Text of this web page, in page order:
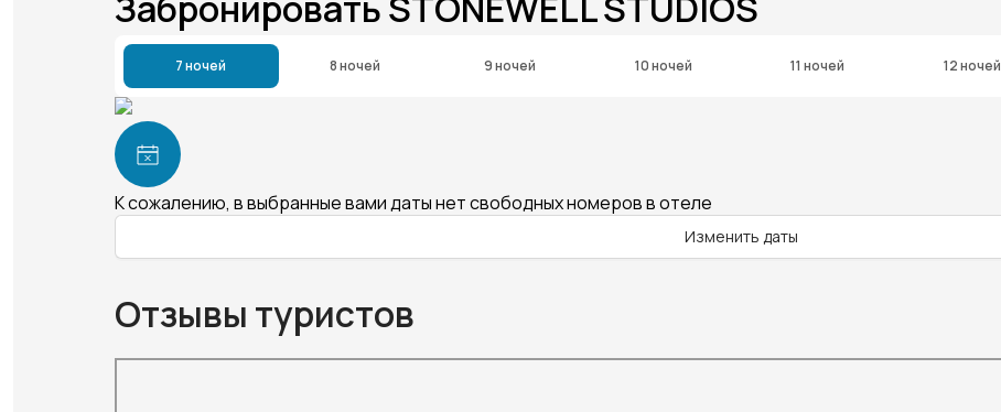
7 ночей 8 ночей 9 ночей 10 ночей 11 ночей 12 ночей
К сожалению, в выбранные вами даты нет свободных номеров в отеле
Изменить даты
Отзывы туристов